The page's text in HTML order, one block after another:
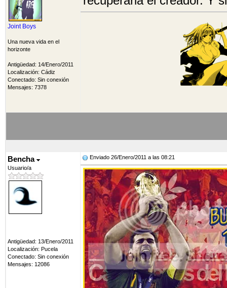
Joint Boys
Una nueva vida en el
horizonte
Antigüedad: 14/Enero/2011
Localización: Cádiz
Conectado: Sin conexión
Mensajes: 7378
Bencha
Usuario/a
Antigüedad: 13/Enero/2011
Localización: Pucela
Conectado: Sin conexión
Mensajes: 12086
Enviado 26/Enero/2011 a las 08:21